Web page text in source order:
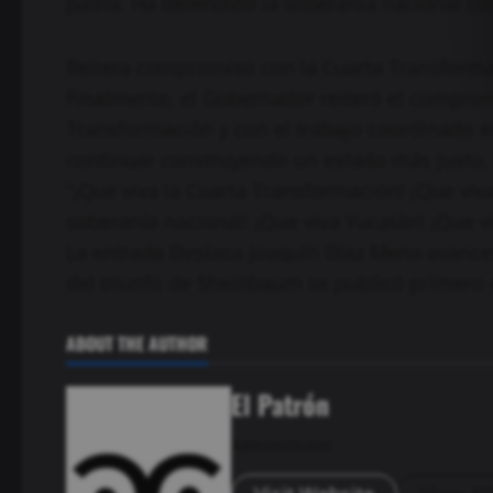
Reitera compromiso con la Cuarta
ABOUT THE AUTHOR
El Patrón